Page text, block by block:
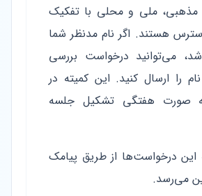
ملی و محلی با تفکیک
هستند. اگر نام مدنظر شما
می‌توانید درخواست بررسی
را ارسال کنید. این کمیته در
۱۴۰۵ به صورت هفتگی تشکیل جلسه
این درخواست‌ها از طریق پیامک
می‌رسد.